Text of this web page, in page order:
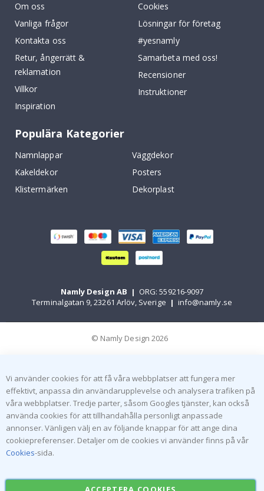
Om oss
Vanliga frågor
Kontakta oss
Retur, ångerrätt &
reklamation
Villkor
Inspiration
Cookies
Lösningar för företag
#yesnamly
Samarbeta med oss!
Recensioner
Instruktioner
Populära Kategorier
Namnlappar
Väggdekor
Kakeldekor
Posters
Klistermärken
Dekorplast
Namly Design AB | ORG: 559216-9097
Terminalgatan 9, 23261 Arlöv, Sverige | info@namly.se
© Namly Design 2026
Vi använder cookies för att få våra webbplatser att fungera mer
effektivt, anpassa din användarupplevelse och analysera trafiken på
våra webbplatser. Tredje parter, såsom Googles tjänster, kan också
använda cookies för att tillhandahålla personligt anpassade
annonser. Vänligen välj en av följande knappar för att ange dina
cookiepreferenser. Detaljer om de cookies vi använder finns på vår
Cookies-sida.